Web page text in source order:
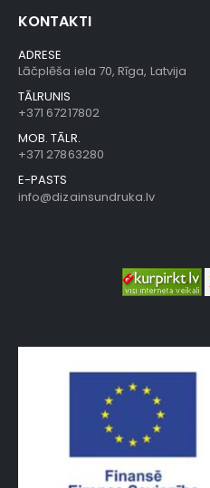
KONTAKTI
ADRESE
Lāčplēša iela 70, Rīga, Latvija
TĀLRUNIS
+371 67217802
MOB. TĀLR.
+371 27863280
E-PASTS
info@dizainsundruka.lv